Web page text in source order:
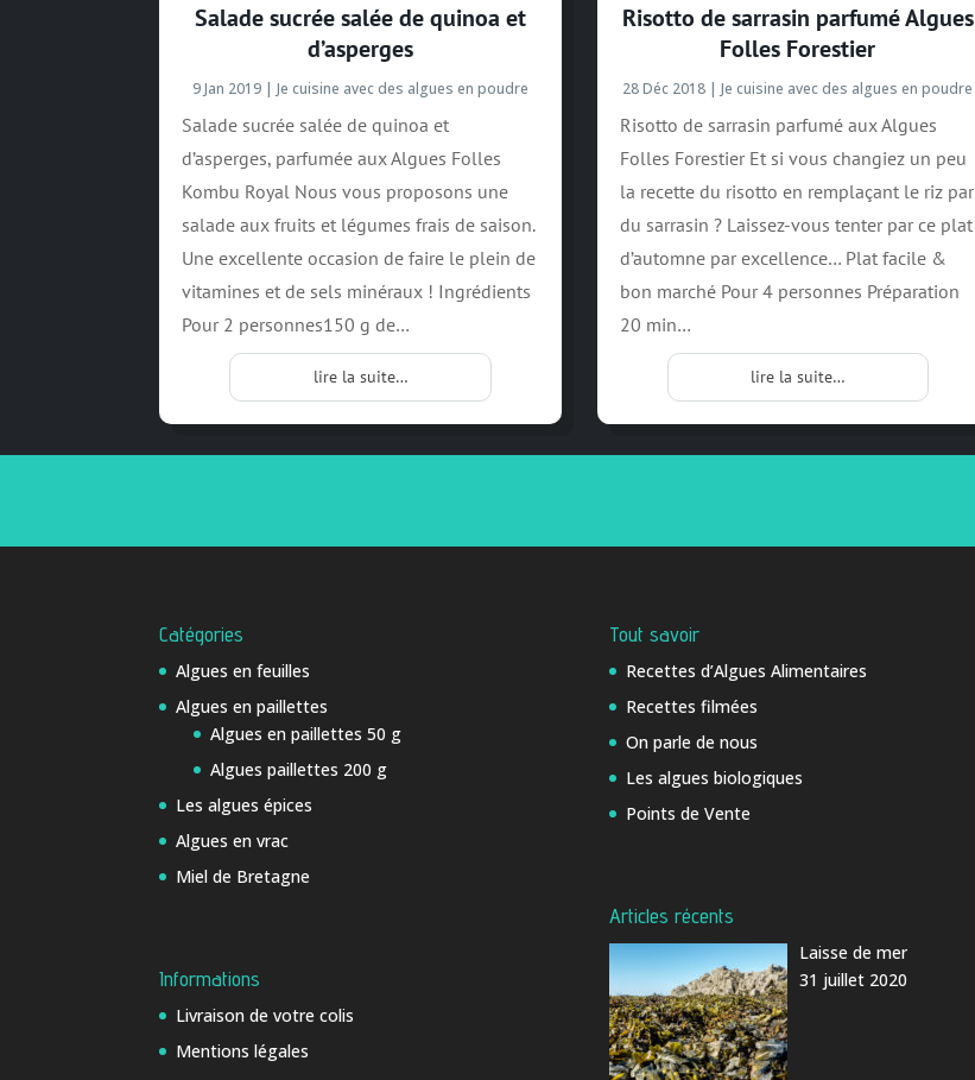
Salade sucrée salée de quinoa et
d’asperges
9 Jan 2019 |Je cuisine avec des algues en poudre
Salade sucrée salée de quinoa et
d’asperges, parfumée aux Algues Folles
Kombu Royal Nous vous proposons une
salade aux fruits et légumes frais de saison.
Une excellente occasion de faire le plein de
vitamines et de sels minéraux ! Ingrédients
Pour 2 personnes150 g de…
lire la suite…
Risotto de sarrasin parfumé Algues
Folles Forestier
28 Déc 2018 |Je cuisine avec des algues en poudre
Risotto de sarrasin parfumé aux Algues
Folles Forestier Et si vous changiez un peu
la recette du risotto en remplaçant le riz par
du sarrasin ? Laissez-vous tenter par ce plat
d’automne par excellence… Plat facile &
bon marché Pour 4 personnes Préparation
20 min…
lire la suite…
Catégories
Algues en feuilles
Algues en paillettes
Algues en paillettes 50 g
Algues paillettes 200 g
Les algues épices
Algues en vrac
Miel de Bretagne
Informations
Livraison de votre colis
Mentions légales
Tout savoir
Recettes d’Algues Alimentaires
Recettes filmées
On parle de nous
Les algues biologiques
Points de Vente
Articles récents
Laisse de mer
31 juillet 2020